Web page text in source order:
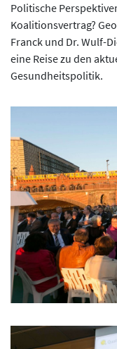
Politische
Koalitionsvertrag?
Franck und Dr. Wulf-
eine Reise zu den
Gesundheitspolitik.